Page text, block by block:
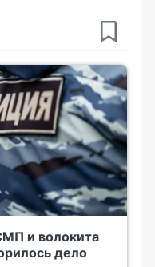
и волокита
дело